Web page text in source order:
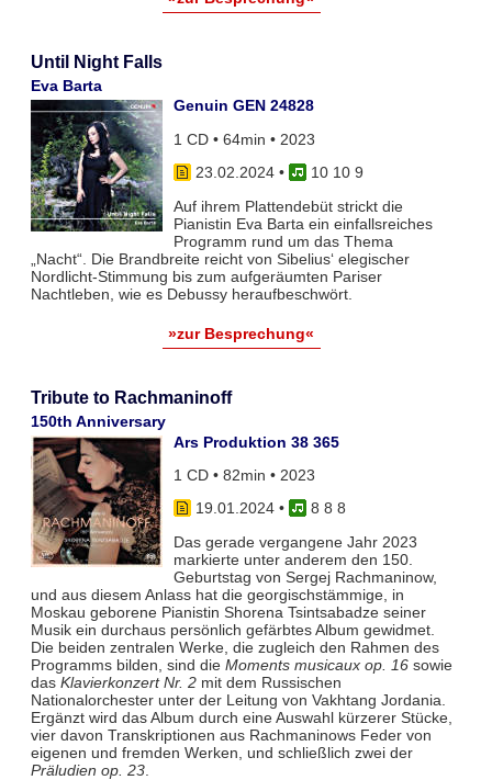
Until Night Falls
Eva Barta
Genuin GEN 24828
1 CD • 64min • 2023
23.02.2024•
10 10 9
Auf ihrem Plattendebüt strickt die
Pianistin Eva Barta ein einfallsreiches
Programm rund um das Thema
„Nacht“. Die Brandbreite reicht von Sibelius‘ elegischer
Nordlicht-Stimmung bis zum aufgeräumten Pariser
Nachtleben, wie es Debussy heraufbeschwört.
»zur Besprechung«
Tribute to Rachmaninoff
150th Anniversary
Ars Produktion 38 365
1 CD • 82min • 2023
19.01.2024•
8 8 8
Das gerade vergangene Jahr 2023
markierte unter anderem den 150.
Geburtstag von Sergej Rachmaninow,
und aus diesem Anlass hat die georgischstämmige, in
Moskau geborene Pianistin Shorena Tsintsabadze seiner
Musik ein durchaus persönlich gefärbtes Album gewidmet.
Die beiden zentralen Werke, die zugleich den Rahmen des
Programms bilden, sind die Moments musicaux op. 16sowie
das Klavierkonzert Nr. 2mit dem Russischen
Nationalorchester unter der Leitung von Vakhtang Jordania.
Ergänzt wird das Album durch eine Auswahl kürzerer Stücke,
vier davon Transkriptionen aus Rachmaninows Feder von
eigenen und fremden Werken, und schließlich zwei der
Präludien op. 23.